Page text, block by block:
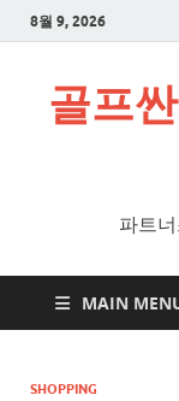
8월 9, 2026
골프
파트
MAIN
SHOPPING